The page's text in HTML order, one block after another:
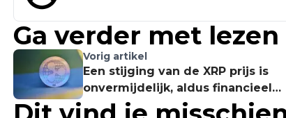
Ga verder met lezen
Vorig artikel
Een stijging van de XRP prijs is
onvermijdelijk, aldus financieel
consultant